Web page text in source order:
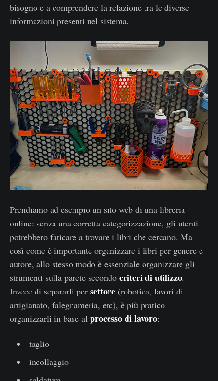
bisogno e a comprendere la relazione tra le diverse
informazioni presenti nel sistema.
Prendiamo ad esempio un sito web di una libreria
online: senza una corretta categorizzazione, gli utenti
potrebbero faticare a trovare i libri che cercano. Ma
così come è importante organizzare i libri per genere e
autore, allo stesso modo è essenziale organizzare gli
strumenti sulla parete secondo criteri di utilizzo.
Invece di separarli per settore (robotica, lavori di
artigianato, falegnameria, etc), è più pratico
organizzarli in base al processo di lavoro:
taglio
incollaggio